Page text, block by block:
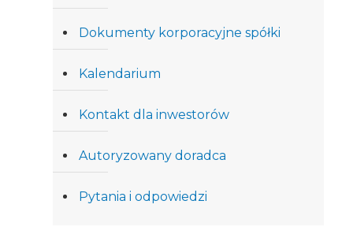
Dokumenty korporacyjne spółki
Kalendarium
Kontakt dla inwestorów
Autoryzowany doradca
Pytania i odpowiedzi